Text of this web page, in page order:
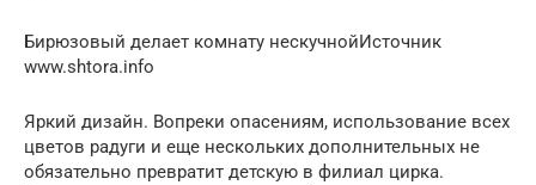
Бирюзовый делает комнату нескучнойИсточник
www.shtora.info
Яркий дизайн. Вопреки опасениям, использование всех
цветов радуги и еще нескольких дополнительных не
обязательно превратит детскую в филиал цирка.